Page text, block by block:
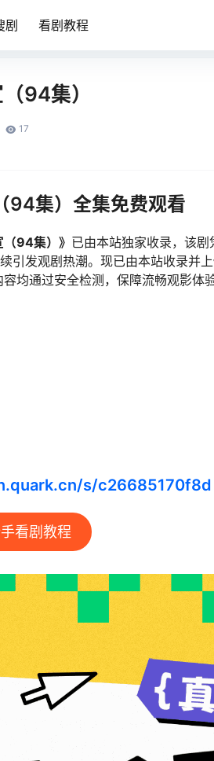
剧 看剧教程
94集）
17
94集）全集免费观看
（94集）》 已由本站独家收录，该
引发观剧热潮。现已由本站收录并
均通过安全检测，保障流畅观影体验
s/c26685170f8d
看剧教程